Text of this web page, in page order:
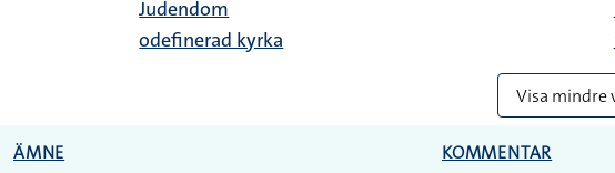
Judendom
odefinerad kyrka
Visa mindre
ÄMNE KOMMENTAR